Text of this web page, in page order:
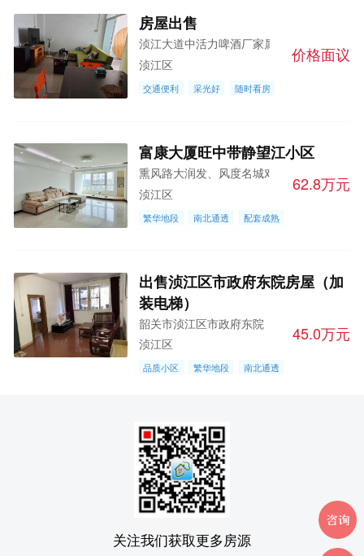
房屋出售
浈江大道中活力啤酒厂家属楼
浈江区
价格面议
交通便利 采光好 随时看房
富康大厦旺中带静望江小区
熏风路大润发、风度名城对面
浈江区
62.8万元
繁华地段 南北通透 配套成熟
出售浈江区市政府东院房屋（加
装电梯）
韶关市浈江区市政府东院
浈江区
45.0万元
品质小区 繁华地段 南北通透
关注我们获取更多房源